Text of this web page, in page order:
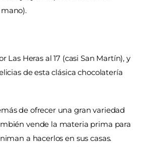
Las Heras al 17 (casi San Martín), y
de esta clásica chocolatería
de ofrecer una gran variedad
vende la materia prima para
a hacerlos en sus casas.